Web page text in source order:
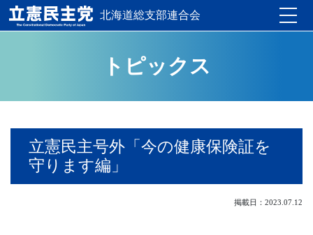
北海道総支部連合会
トピックス
立憲民主号外「今の健康保険証を
守ります編」
掲載日：2023.07.12